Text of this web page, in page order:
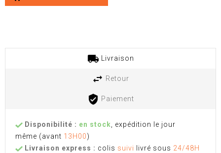
Livraison
Retour
Paiement
Disponibilité : en stock, expédition le jour
même (avant 13H00)
Livraison express : colis suivi livré sous 24/48H